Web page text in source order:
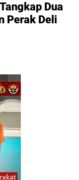
Dua
Perak Deli